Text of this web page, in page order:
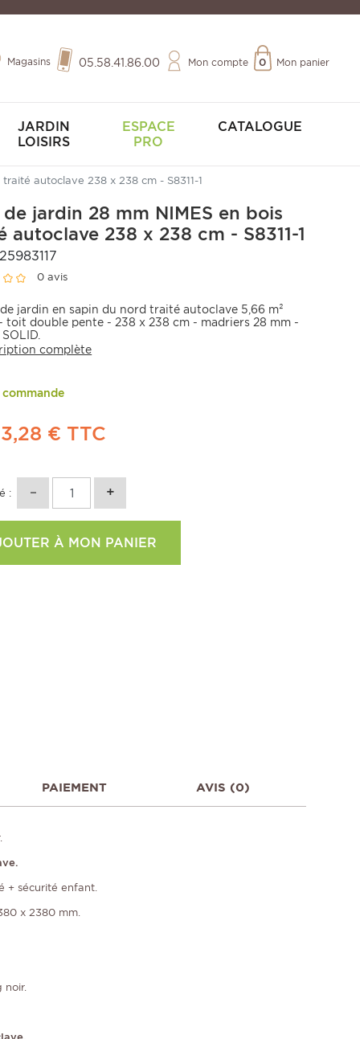
Magasins 05.58.41.86.00 Mon compte Mon panier
0
JARDIN
LOISIRS
ESPACE
PRO
CATALOGUE
autoclave 238 x 238 cm - S8311-1
jardin 28 mm NIMES en bois
autoclave 238 x 238 cm - S8311-1
0 avis
jardin en sapin du nord traité autoclave 5,66 m²
toit double pente - 238 x 238 cm - madriers 28 mm -
SOLID.
complète
commande
€ TTC
:
À MON PANIER
PAIEMENT AVIS (0)
+ sécurité enfant.
x 2380 mm.